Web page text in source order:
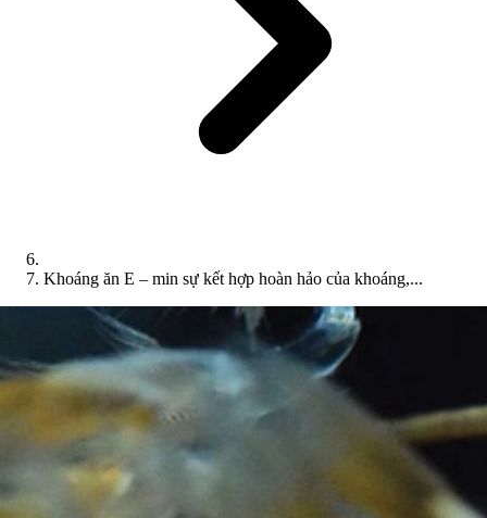
Khoáng ăn E – min sự kết hợp hoàn hảo của khoáng,...